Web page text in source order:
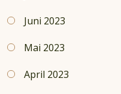
Juni 2023
Mai 2023
April 2023